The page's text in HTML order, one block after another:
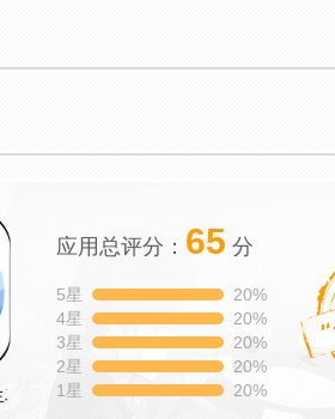
机版
应用总评分： 65 分
5星
20%
4星
20%
3星
20%
2星
20%
1星
20%